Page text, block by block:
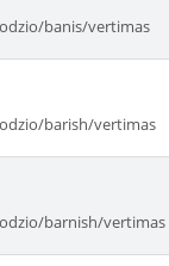
banis/vertimas
barish/vertimas
barnish/vertimas